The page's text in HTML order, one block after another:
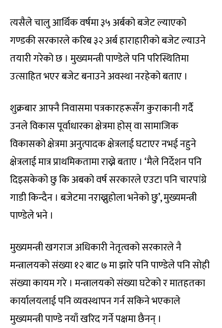
त्यसैले चालु आर्थिक वर्षमा ३५ अर्बको बजेट ल्याएको
गण्डकी सरकारले करिब ३२ अर्ब हाराहारीको बजेट ल्याउने
तयारी गरेको छ । मुख्यमन्त्री पाण्डेले पनि परिस्थितिमा
उत्साहित भएर बजेट बनाउने अवस्था नरहेको बताए ।
शुक्रबार आफ्नै निवासमा पत्रकारहरूसँग कुराकानी गर्दै
उनले विकास पूर्वाधारका क्षेत्रमा होस् वा सामाजिक
विकासको क्षेत्रमा अनुत्पादक क्षेत्रलाई घटाएर नभई नहुने
क्षेत्रलाई मात्र प्राथमिकतामा राख्ने बताए । ‘मैले निर्देशन पनि
दिइसकेको छु कि अबको वर्ष सरकारले एउटा पनि चारपांग्रे
गाडी किन्दैन । बजेटमा नराख्नुहोला भनेको छु’, मुख्यमन्त्री
पाण्डेले भने ।
मुख्यमन्त्री खगराज अधिकारी नेतृत्वको सरकारले नै
मन्त्रालयको संख्या १२ बाट ७ मा झारे पनि पाण्डेले पनि सोही
संख्या कायम गरे । मन्त्रालयको संख्या घटेको र मातहतका
कार्यालयलाई पनि व्यवस्थापन गर्न सकिने भएकाले
मुख्यमन्त्री पाण्डे नयाँ खरिद गर्ने पक्षमा छैनन् ।